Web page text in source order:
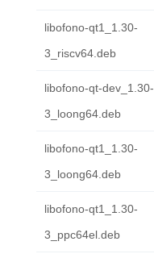
libofono-qt1_1.30-
3_riscv64.deb
libofono-qt-dev_1.30-
3_loong64.deb
libofono-qt1_1.30-
3_loong64.deb
libofono-qt1_1.30-
3_ppc64el.deb